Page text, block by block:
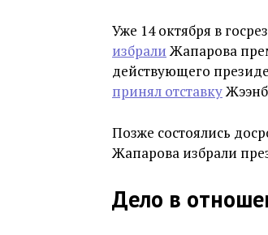
Уже 14 октября в
избралиЖапарова
действующего
принял отставку
Позже состоялись
Жапарова избрали
Дело в